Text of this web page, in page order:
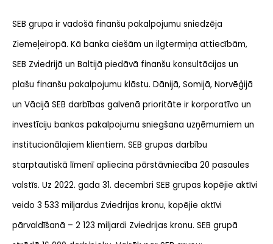
SEB grupa ir vadošā finanšu pakalpojumu sniedzēja
Ziemeļeiropā. Kā banka ciešām un ilgtermiņa attiecībām,
SEB Zviedrijā un Baltijā piedāvā finanšu konsultācijas un
plašu finanšu pakalpojumu klāstu. Dānijā, Somijā, Norvēģijā
un Vācijā SEB darbības galvenā prioritāte ir korporatīvo un
investīciju bankas pakalpojumu sniegšana uzņēmumiem un
institucionālajiem klientiem. SEB grupas darbību
starptautiskā līmenī apliecina pārstāvniecība 20 pasaules
valstīs. Uz 2022. gada 31. decembri SEB grupas kopējie aktīvi
veido 3 533 miljardus Zviedrijas kronu, kopējie aktīvi
pārvaldīšanā – 2 123 miljardi Zviedrijas kronu. SEB grupā